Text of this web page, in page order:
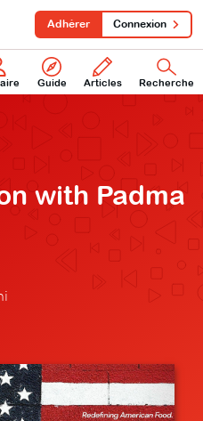
Guide Articles Recherche
Adhérer Connexion
with Padma